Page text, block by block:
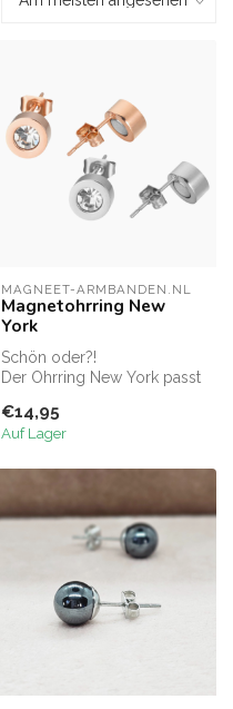
MAGNEET-ARMBANDEN.NL
Magnetohrring New
York
Schön oder?!
Der Ohrring New York passt
Armband und de...
€14,95
Auf Lager